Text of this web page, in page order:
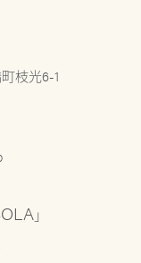
枝光6-1
」